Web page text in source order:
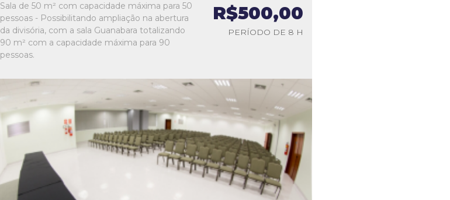
Sala de 50 m² com capacidade máxima para 50
pessoas - Possibilitando ampliação na abertura
da divisória, com a sala Guanabara totalizando
90 m² com a capacidade máxima para 90
pessoas.
R$500,00
PERÍODO DE 8 H
L1
L3
L4
L5